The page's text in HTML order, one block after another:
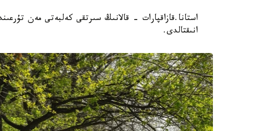
استانا.قازاقپارات - قالانىڭ سىرتقى كەلبەتى مەن
انىقتالدى.